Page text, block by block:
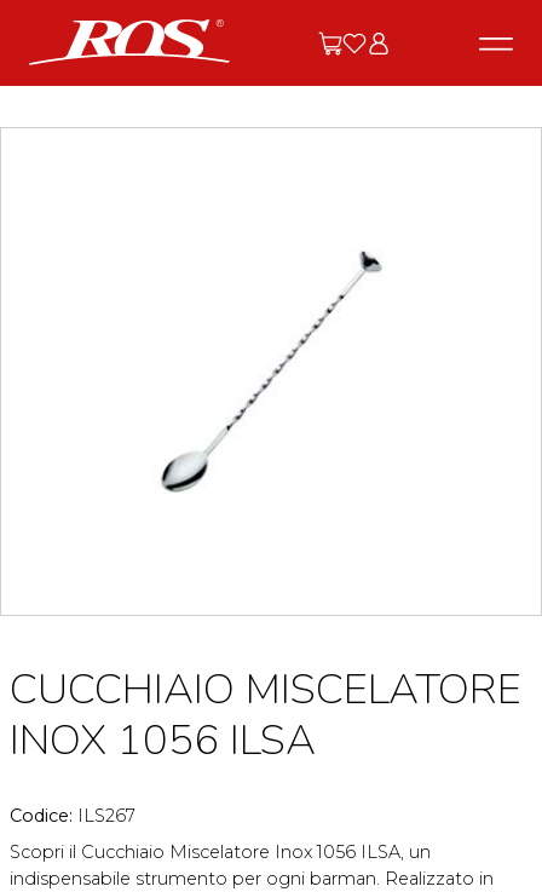
CUCCHIAIO MISCELATORE
INOX 1056 ILSA
Codice: ILS267
Scopri il Cucchiaio Miscelatore Inox 1056 ILSA, un
indispensabile strumento per ogni barman. Realizzato in